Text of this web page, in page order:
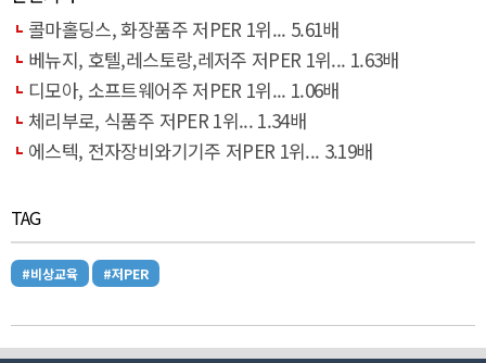
콜마홀딩스, 화장품주 저PER 1위... 5.61배
베뉴지, 호텔,레스토랑,레저주 저PER 1위... 1.63배
디모아, 소프트웨어주 저PER 1위... 1.06배
체리부로, 식품주 저PER 1위... 1.34배
에스텍, 전자장비와기기주 저PER 1위... 3.19배
TAG
#비상교육 #저PER